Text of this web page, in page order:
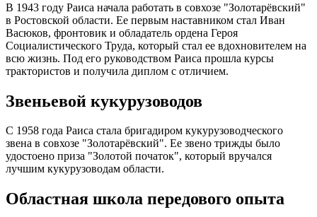
В 1943 году Раиса начала работать в совхозе "Золотарёвский"
в Ростовской области. Ее первым наставником стал Иван
Васюков, фронтовик и обладатель ордена Героя
Социалистического Труда, который стал ее вдохновителем на
всю жизнь. Под его руководством Раиса прошла курсы
трактористов и получила диплом с отличием.
Звеньевой кукурузоводов
С 1958 года Раиса стала бригадиром кукурузоводческого
звена в совхозе "Золотарёвский". Ее звено трижды было
удостоено приза "Золотой початок", который вручался
лучшим кукурузоводам области.
Областная школа передового опыта